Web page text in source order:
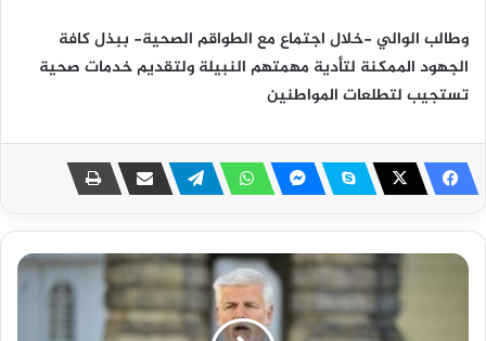
‎وطالب الوالي -خلال اجتماع مع الطواقم الصحية- ببذل كافة
الجهود الممكنة لتأدية مهمتهم النبيلة ولتقديم خدمات صحية
تستجيب لتطلعات المواطنين